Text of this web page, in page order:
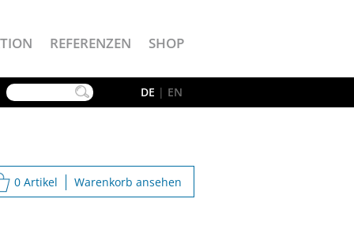
REFERENZEN SHOP
DE | EN
0 Artikel Warenkorb ansehen